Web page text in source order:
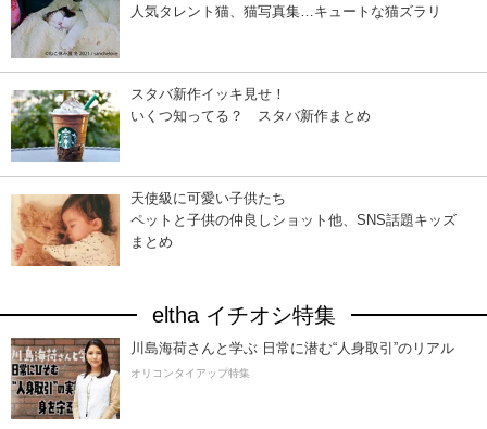
人気タレント猫、猫写真集…キュートな猫ズラリ
スタバ新作イッキ見せ！
いくつ知ってる？ スタバ新作まとめ
天使級に可愛い子供たち
ペットと子供の仲良しショット他、SNS話題キッズ
まとめ
eltha イチオシ特集
川島海荷さんと学ぶ 日常に潜む“人身取引”のリアル
オリコンタイアップ特集